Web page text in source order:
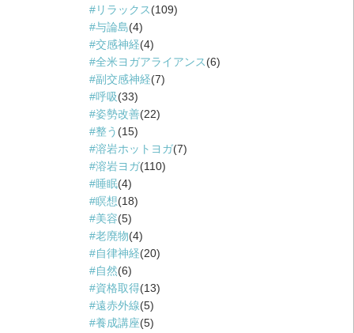
リラックス(109)
与論島(4)
交感神経(4)
全米ヨガアライアンス(6)
副交感神経(7)
呼吸(33)
姿勢改善(22)
整う (15)
溶岩ホットヨガ(7)
溶岩ヨガ(110)
睡眠(4)
瞑想(18)
美容(5)
老廃物(4)
自律神経(20)
自然(6)
資格取得(13)
遠赤外線(5)
養成講座(5)